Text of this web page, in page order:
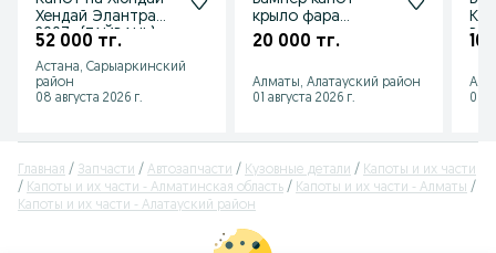
Хендай Элантра
2007- (ТАЙВАНЬ)
2011
52 000 тг.
Астана, Сарыаркинский
район
08 августа 2026 г.
крыло фара
телевизор
20 000 тг.
Алматы, Алатауский район
01 августа 2026 г.
10
06
Главная Запчасти Автозапчасти Кузовные детали
Капоты и их части
Капоты и их части - Алматинская область
Капоты и их части - Алматы
Капоты и их части - Алатауский район